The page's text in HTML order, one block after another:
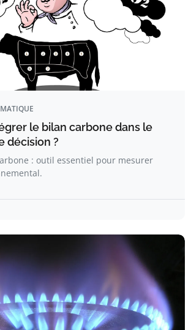
le bilan carbone dans le
décision ?
: outil essentiel pour mesurer